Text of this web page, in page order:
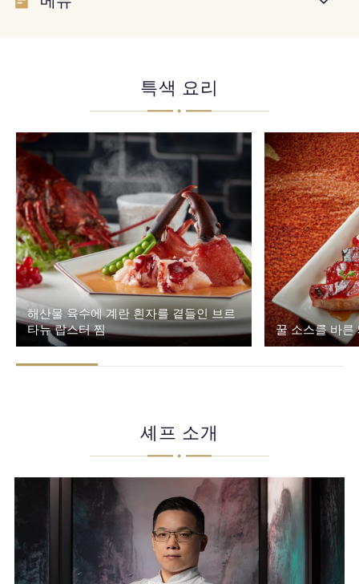
특색 요리
해산물 육수에 계란 흰자를 곁들인 브르
타뉴 랍스터 찜
꿀 소스를 바른
셰프 소개